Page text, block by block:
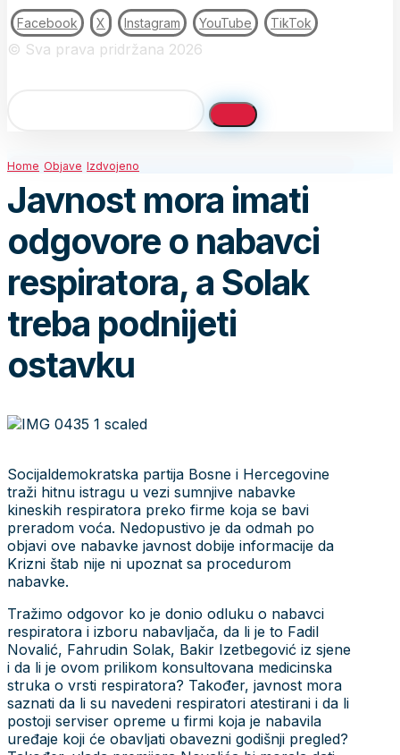
Facebook X Instagram YouTube TikTok
© Sva prava pridržana 2026
Home Objave Izdvojeno
Javnost mora imati
odgovore o nabavci
respiratora, a Solak
treba podnijeti
ostavku
Socijaldemokratska partija Bosne i Hercegovine
traži hitnu istragu u vezi sumnjive nabavke
kineskih respiratora preko firme koja se bavi
preradom voća. Nedopustivo je da odmah po
objavi ove nabavke javnost dobije informacije da
Krizni štab nije ni upoznat sa procedurom
nabavke.
Tražimo odgovor ko je donio odluku o nabavci
respiratora i izboru nabavljača, da li je to Fadil
Novalić, Fahrudin Solak, Bakir Izetbegović iz sjene
i da li je ovom prilikom konsultovana medicinska
struka o vrsti respiratora? Također, javnost mora
saznati da li su navedeni respiratori atestirani i da li
postoji serviser opreme u firmi koja je nabavila
uređaje koji će obavljati obavezni godišnji pregled?